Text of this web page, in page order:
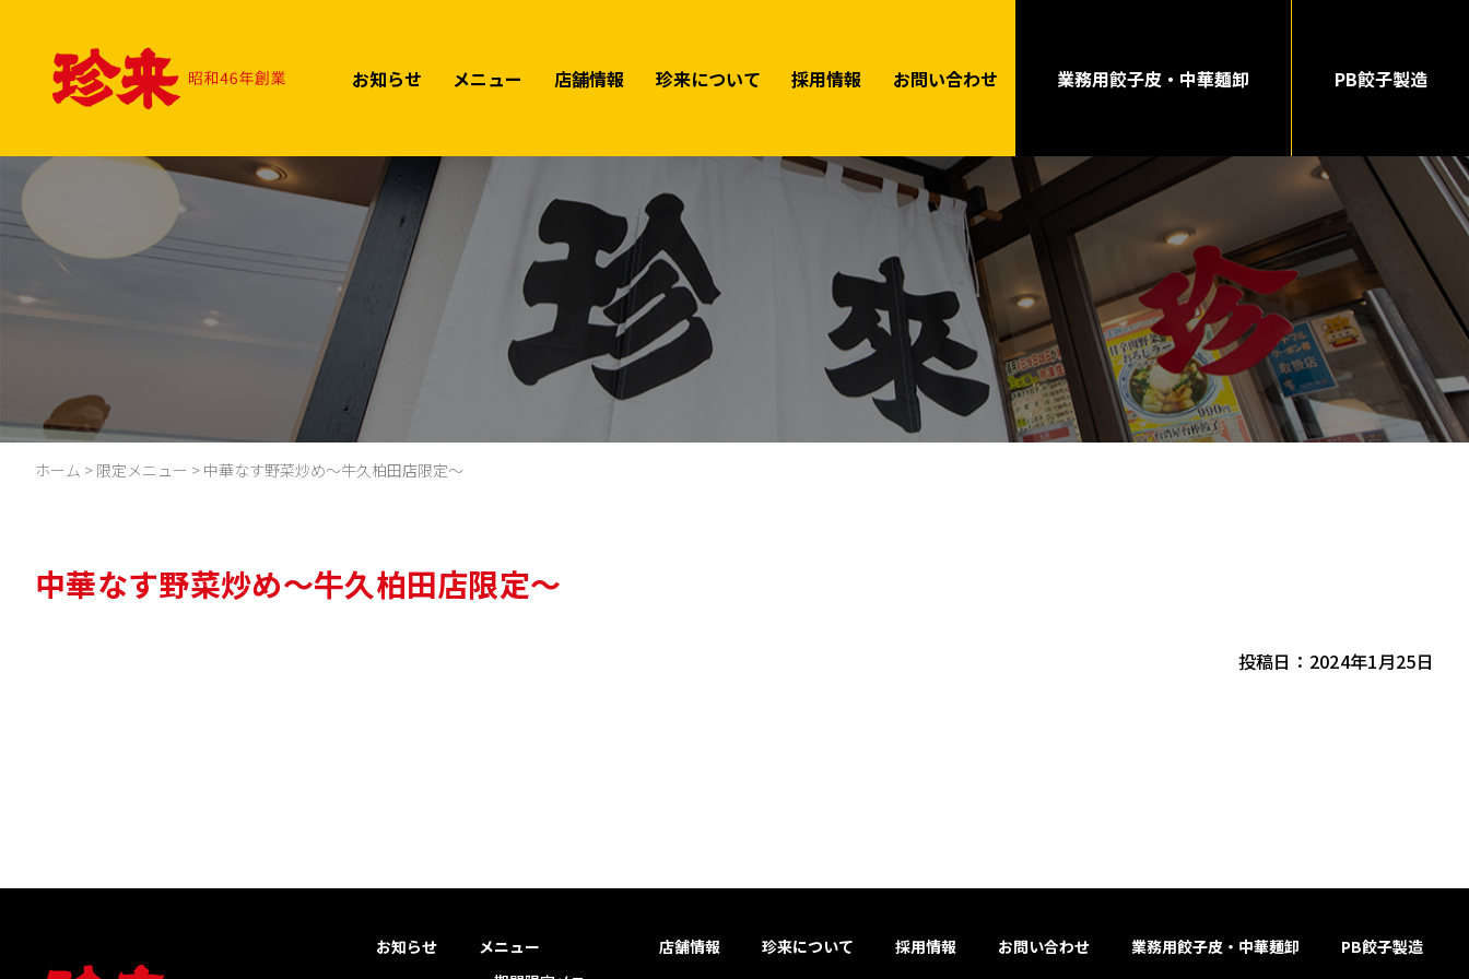
content
お知らせ
メニュー 店舗情報 珍来について 採用情報 お問い合わせ 業務用餃子皮・中華麺卸 PB餃子製造
ホーム > 限定メニュー > 中華なす野菜炒め～牛久柏田店限定～
中華なす野菜炒め～牛久柏田店限定～
投稿日：2024年1月25日
お知らせ
メニュー
店舗情報 珍来について 採用情報 お問い合わせ 業務用餃子皮・中華麺卸 PB餃子製造